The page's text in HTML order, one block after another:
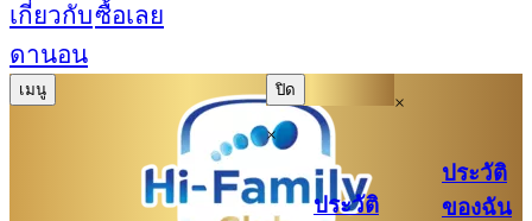
เกี่ยวกับ
ดานอน
ซื้อเลย
เมนู ปิด
×
ประวัติ
×
ประวัติ
ของฉัน